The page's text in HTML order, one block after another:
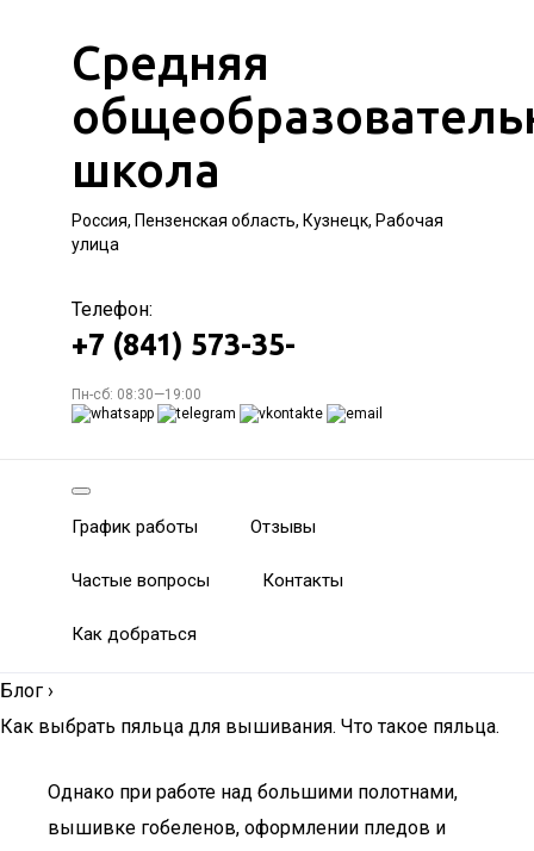
Средняя
школа
Россия, Пензенская область, Кузнецк, Рабочая
улица
Телефон:
+7 (841) 573-35-
Пн-сб: 08:30—19:00
График работы Отзывы
Частые вопросы Контакты
Как добраться
Блог ›
Как выбрать пяльца для вышивания. Что такое пяльца.
Однако при работе над большими полотнами,
вышивке гобеленов, оформлении пледов и